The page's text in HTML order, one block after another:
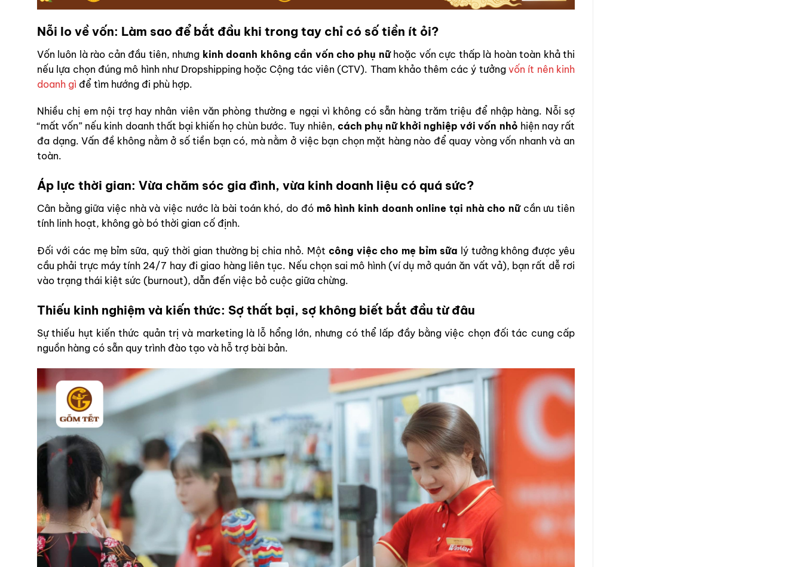
Nỗi lo về vốn: Làm sao để bắt đầu khi trong tay chỉ có số tiền ít ỏi?
Vốn luôn là rào cản đầu tiên, nhưng kinh doanh không cần vốn cho phụ nữhoặc vốn cực thấp là hoàn toàn khả thi
nếu lựa chọn đúng mô hình như Dropshipping hoặc Cộng tác viên (CTV). Tham khảo thêm các ý tưởng vốn ít nên kinh
doanh gì để tìm hướng đi phù hợp.
Nhiều chị em nội trợ hay nhân viên văn phòng thường e ngại vì không có sẵn hàng trăm triệu để nhập hàng. Nỗi sợ
“mất vốn” nếu kinh doanh thất bại khiến họ chùn bước. Tuy nhiên, cách phụ nữ khởi nghiệp với vốn nhỏ hiện nay rất
đa dạng. Vấn đề không nằm ở số tiền bạn có, mà nằm ở việc bạn chọn mặt hàng nào để quay vòng vốn nhanh và an
toàn.
Áp lực thời gian: Vừa chăm sóc gia đình, vừa kinh doanh liệu có quá sức?
Cân bằng giữa việc nhà và việc nước là bài toán khó, do đó mô hình kinh doanh online tại nhà cho nữcần ưu tiên
tính linh hoạt, không gò bó thời gian cố định.
Đối với các mẹ bỉm sữa, quỹ thời gian thường bị chia nhỏ. Một công việc cho mẹ bỉm sữa lý tưởng không được yêu
cầu phải trực máy tính 24/7 hay đi giao hàng liên tục. Nếu chọn sai mô hình (ví dụ mở quán ăn vất vả), bạn rất dễ rơi
vào trạng thái kiệt sức (burnout), dẫn đến việc bỏ cuộc giữa chừng.
Thiếu kinh nghiệm và kiến thức: Sợ thất bại, sợ không biết bắt đầu từ đâu
Sự thiếu hụt kiến thức quản trị và marketing là lỗ hổng lớn, nhưng có thể lấp đầy bằng việc chọn đối tác cung cấp
nguồn hàng có sẵn quy trình đào tạo và hỗ trợ bài bản.